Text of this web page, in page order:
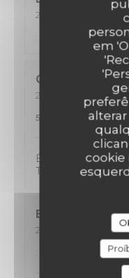
em
alterar
cookie
2026-08-02
- 12:15 -
:
Catherine
2026-08-01
- 20:00 -
4/5
5
quality_price:5/
Énormément de
Tout était excellent
Elisabeth
2026-08-01
- 12:30 -
: